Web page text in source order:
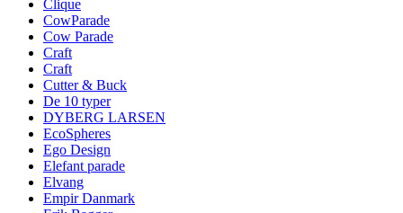
Clique
CowParade
Cow Parade
Craft
Craft
Cutter & Buck
De 10 typer
DYBERG LARSEN
EcoSpheres
Ego Design
Elefant parade
Elvang
Empir Danmark